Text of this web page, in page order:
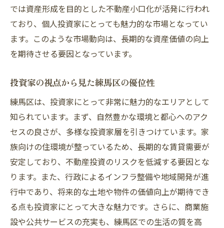
では資産形成を目的とした不動産小口化が活発に行われ
ており、個人投資家にとっても魅力的な市場となってい
ます。このような市場動向は、長期的な資産価値の向上
を期待させる要因となっています。
投資家の視点から見た練馬区の優位性
練馬区は、投資家にとって非常に魅力的なエリアとして
知られています。まず、自然豊かな環境と都心へのアク
セスの良さが、多様な投資家層を引きつけています。家
族向けの住環境が整っているため、長期的な賃貸需要が
安定しており、不動産投資のリスクを低減する要因とな
ります。また、行政によるインフラ整備や地域開発が進
行中であり、将来的な土地や物件の価値向上が期待でき
る点も投資家にとって大きな魅力です。さらに、商業施
設や公共サービスの充実も、練馬区での生活の質を高